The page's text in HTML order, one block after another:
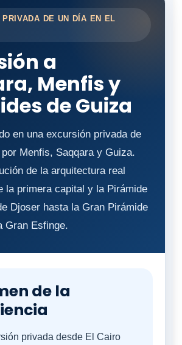
PRIVADA DE UN DÍA EN EL
a
Menfis y
de Guiza
en una excursión privada de
Menfis, Saqqara y Guiza.
de la arquitectura real
la primera capital y la Pirámide
Djoser hasta la Gran Pirámide
Gran Esfinge.
de la
privada desde El Cairo